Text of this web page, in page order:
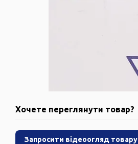
Хочете переглянути товар?
Запросити відеоогляд товару